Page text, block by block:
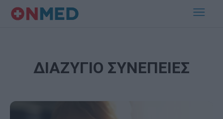
ΔΙΑΖΥΓΙΟ ΣΥΝΕΠΕΙΕΣ